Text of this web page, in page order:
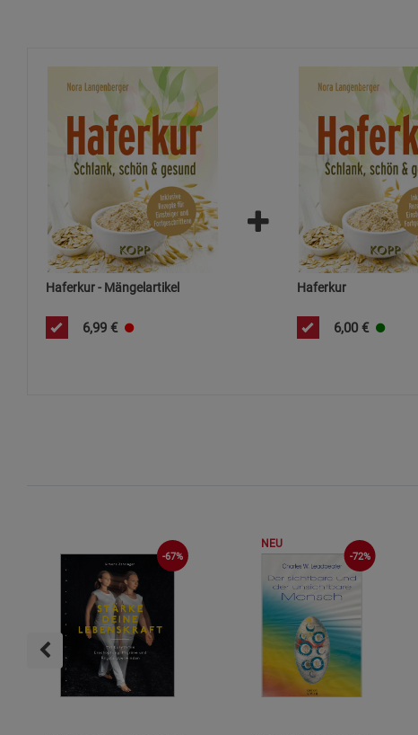
Haferkur - Mängelartikel
6,99 €
Haferkur
6,00 €
-67%
NEU
-72%